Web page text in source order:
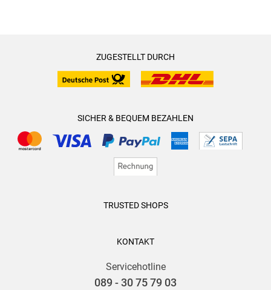
ZUGESTELLT DURCH
SICHER & BEQUEM BEZAHLEN
TRUSTED SHOPS
KONTAKT
Servicehotline
089 - 30 75 79 03